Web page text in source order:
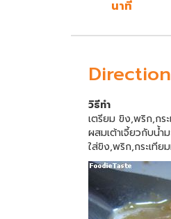
นาที
Direction
วิธีทำ
เตรียม ขิง,พริก,กร
ผสมเต้าเจี้ยวกับน้ำ
ใส่ขิง,พริก,กระเทีย